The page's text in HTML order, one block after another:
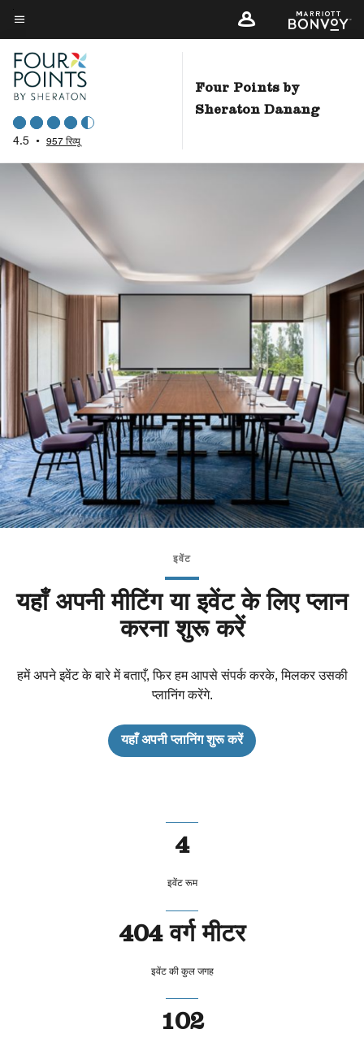
Skip
to
main
content
मेन्यू टेक्स्ट
4.5 • 957 रिव्यू
Four Points by
Sheraton Danang
इवेंट
यहाँ अपनी मीटिंग या इवेंट के लिए प्लान
करना शुरू करें
हमें अपने इवेंट के बारे में बताएँ, फिर हम आपसे संपर्क करके, मिलकर उसकी
प्लानिंग करेंगे.
यहाँ अपनी प्लानिंग शुरू करें
4
इवेंट रूम
404 वर्ग मीटर
इवेंट की कुल जगह
102